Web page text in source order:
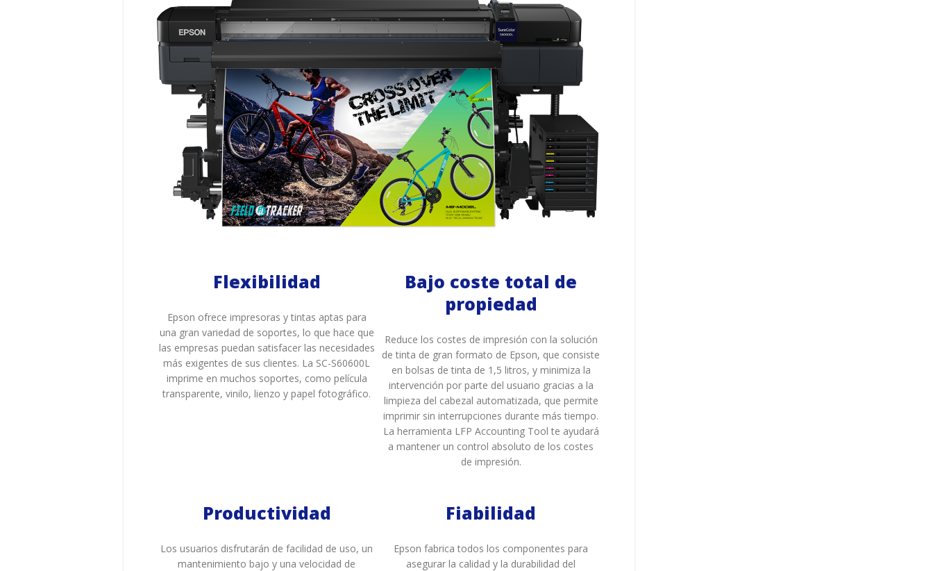
Flexibilidad
Epson ofrece impresoras y tintas aptas para
una gran variedad de soportes, lo que hace que
las empresas puedan satisfacer las necesidades
más exigentes de sus clientes. La SC-S60600L
imprime en muchos soportes, como película
transparente, vinilo, lienzo y papel fotográfico.
Bajo coste total de
propiedad
Reduce los costes de impresión con la solución
de tinta de gran formato de Epson, que consiste
en bolsas de tinta de 1,5 litros, y minimiza la
intervención por parte del usuario gracias a la
limpieza del cabezal automatizada, que permite
imprimir sin interrupciones durante más tiempo.
La herramienta LFP Accounting Tool te ayudará
a mantener un control absoluto de los costes
de impresión.
Productividad
Los usuarios disfrutarán de facilidad de uso, un
mantenimiento bajo y una velocidad de
Fiabilidad
Epson fabrica todos los componentes para
asegurar la calidad y la durabilidad del